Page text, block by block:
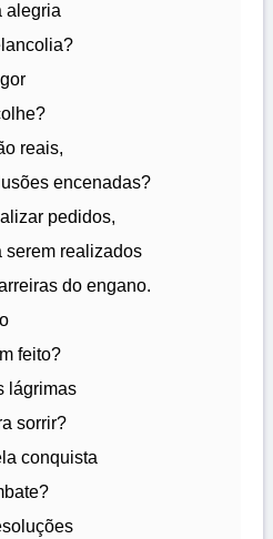
alegria
reais,
encenadas?
pedidos,
serem realizados
do engano.
feito?
lágrimas
sorrir?
conquista